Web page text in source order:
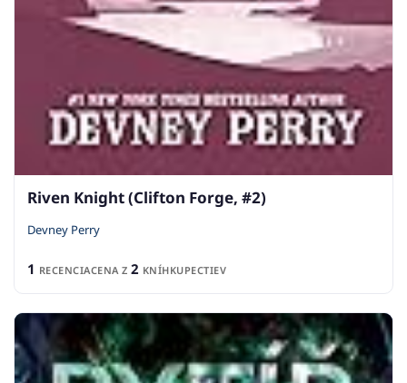
Riven Knight (Clifton Forge, #2)
Devney Perry
1 RECENCIACENA Z 2 KNÍHKUPECTIEV